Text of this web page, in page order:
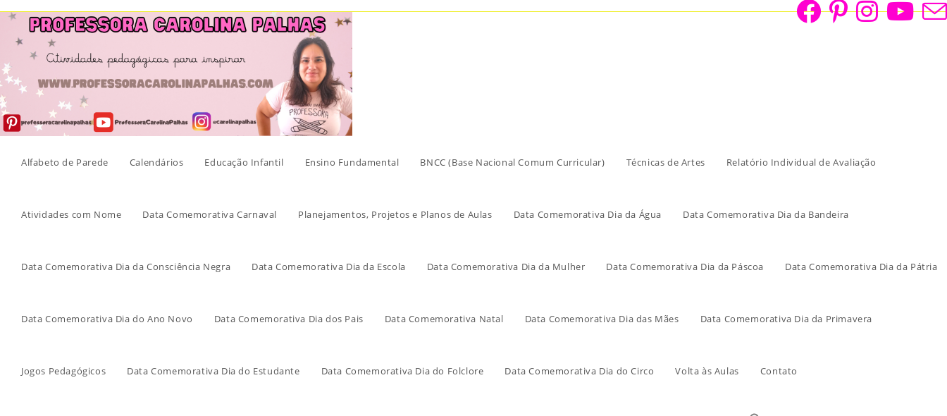
Skip
content
Alfabeto de Parede Calendários Educação Infantil Ensino Fundamental BNCC (Base Nacional Comum Curricular) Técnicas de Artes Relatório Individual de Avaliação
Atividades com Nome Data Comemorativa Carnaval Planejamentos, Projetos e Planos de Aulas Data Comemorativa Dia da Água Data Comemorativa Dia da Bandeira
Data Comemorativa Dia da Consciência Negra Data Comemorativa Dia da Escola Data Comemorativa Dia da Mulher Data Comemorativa Dia da Páscoa Data Comemorativa Dia da Pátria
Data Comemorativa Dia do Ano Novo Data Comemorativa Dia dos Pais Data Comemorativa Natal Data Comemorativa Dia das Mães Data Comemorativa Dia da Primavera
Jogos Pedagógicos Data Comemorativa Dia do Estudante Data Comemorativa Dia do Folclore Data Comemorativa Dia do Circo Volta às Aulas Contato